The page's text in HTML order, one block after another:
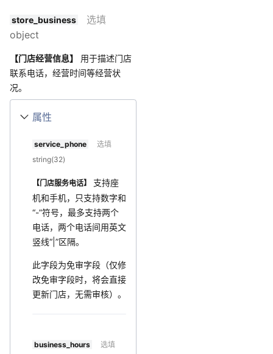
store_business
选填
object
【门店经营信息】
用于描述门店
联系电话，经营时间等经营状
况。
属性
service_phone
选填
string(32)
【门店服务电话】
支持座
机和手机，只支持数字和
“-”符号，最多支持两个
电话，两个电话间用英文
竖线“|”区隔。
此字段为免审字段（仅修
改免审字段时，将会直接
更新门店，无需审核）。
business_hours
选填